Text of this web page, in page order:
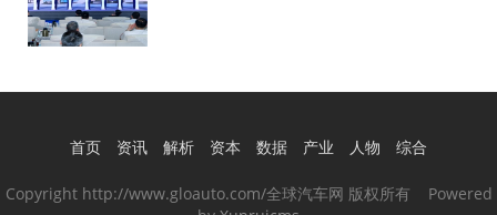
首页 资讯 解析 资本 数据 产业 人物 综合
Copyright http://www.gloauto.com/全球汽车网 版权所有 Powered